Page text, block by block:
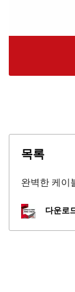
목록
완벽한 케이
다운로